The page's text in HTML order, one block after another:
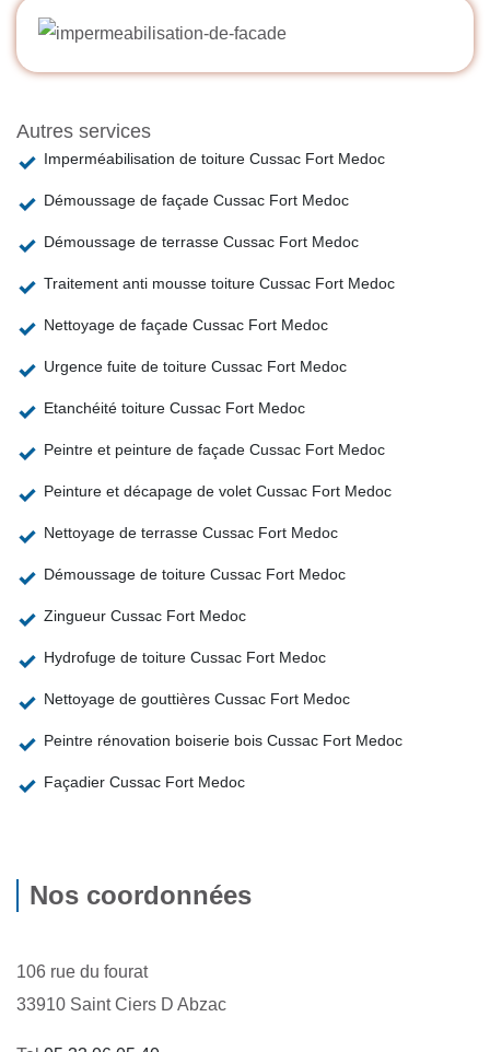
Autres services
Imperméabilisation de toiture Cussac Fort Medoc
Démoussage de façade Cussac Fort Medoc
Démoussage de terrasse Cussac Fort Medoc
Traitement anti mousse toiture Cussac Fort Medoc
Nettoyage de façade Cussac Fort Medoc
Urgence fuite de toiture Cussac Fort Medoc
Etanchéité toiture Cussac Fort Medoc
Peintre et peinture de façade Cussac Fort Medoc
Peinture et décapage de volet Cussac Fort Medoc
Nettoyage de terrasse Cussac Fort Medoc
Démoussage de toiture Cussac Fort Medoc
Zingueur Cussac Fort Medoc
Hydrofuge de toiture Cussac Fort Medoc
Nettoyage de gouttières Cussac Fort Medoc
Peintre rénovation boiserie bois Cussac Fort Medoc
Façadier Cussac Fort Medoc
Nos coordonnées
106 rue du fourat
33910 Saint Ciers D Abzac